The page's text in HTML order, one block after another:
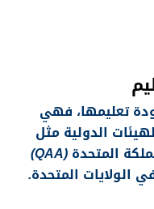
تعليمها، فهي
الدولية مثل
المتحدة(
QAA)
الولايات المتحدة.